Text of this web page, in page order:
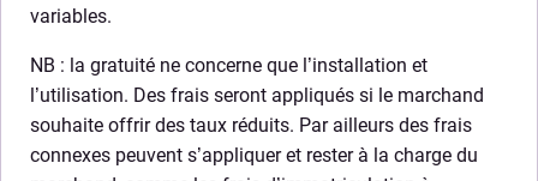
variables.
NB : la gratuité ne concerne que l’installation et
l’utilisation. Des frais seront appliqués si le marchand
souhaite offrir des taux réduits. Par ailleurs des frais
connexes peuvent s’appliquer et rester à la charge du